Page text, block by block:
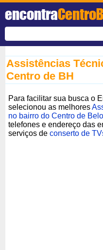
encontra
Assistências
Centro de BH
Para facilitar sua busca o
selecionou as melhores
no bairro do Centro de
telefones e endereço das
serviços deconserto de